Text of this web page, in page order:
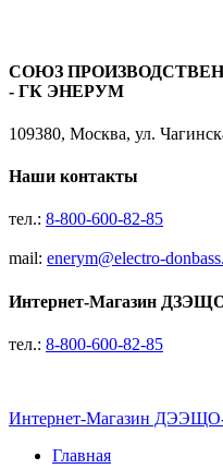
СОЮЗ
- ГК ЭНЕРУМ
109380, Москва, ул.
Наши контакты
тел.: 8-800-600-82-85
mail: enerym@electro-
Интернет-Магазин
тел.: 8-800-600-82-85
Интернет-Магазин
Главная